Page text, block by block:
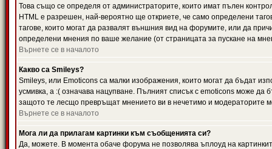
Това също се определя от администраторите, които имат пълен
HTML е разрешен, най-вероятно ще откриете, че само определени
тагове, които могат да развалят външния вид на форумите, или да
определени мнения по ваше желание (от страницата за пускане на
Върнете се в началото
Какво са Smileys?
Smileys, или Emoticons са малки изображения, които могат да бъдат
усмивка, а :( означава нацупване. Пълният списък с emoticons може да
защото те лесщо превръщат мнението ви в нечетимо и модераторите
Върнете се в началото
Мога ли да прилагам картинки към съобщенията си?
Да, можете. В момента обаче форума не позволява ъплоуд на